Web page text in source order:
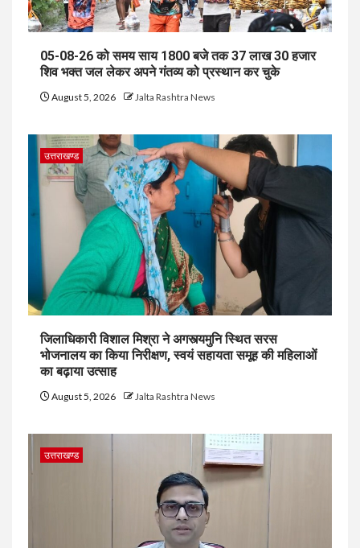
05-08-26 को समय साय 1800 बजे तक 37 लाख 30 हजार
शिव भक्त जल लेकर अपने गंतव्य को प्रस्थान कर चुके
August 5, 2026 Jalta Rashtra News
उत्तराखण्ड
जिलाधिकारी विशाल मिश्रा ने अगस्त्यमुनि स्थित सरस
भोजनालय का किया निरीक्षण, स्वयं सहायता समूह की महिलाओं
का बढ़ाया उत्साह
August 5, 2026 Jalta Rashtra News
उत्तराखण्ड